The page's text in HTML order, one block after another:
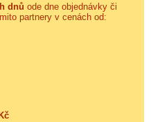
dnů ode dne objednávky či
partnery v cenách od: